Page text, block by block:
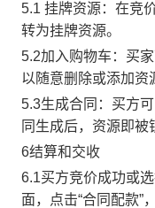
5.1 挂牌资源：在竞
转为挂牌资源。
5.2加入购物车：买
以随意删除或添加资
5.3生成合同：买方
同生成后，资源即被
6结算和交收
6.1买方竞价成功或
面，点击“合同配款